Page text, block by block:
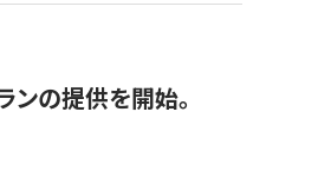
の提供を開始。